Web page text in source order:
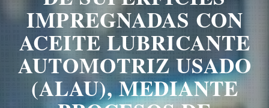
IMPREGNADAS CON
ACEITE LUBRICANTE
AUTOMOTRIZ USADO
(ALAU), MEDIANTE